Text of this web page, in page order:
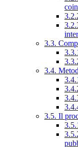
3.3.
3.4.
3.5. Il